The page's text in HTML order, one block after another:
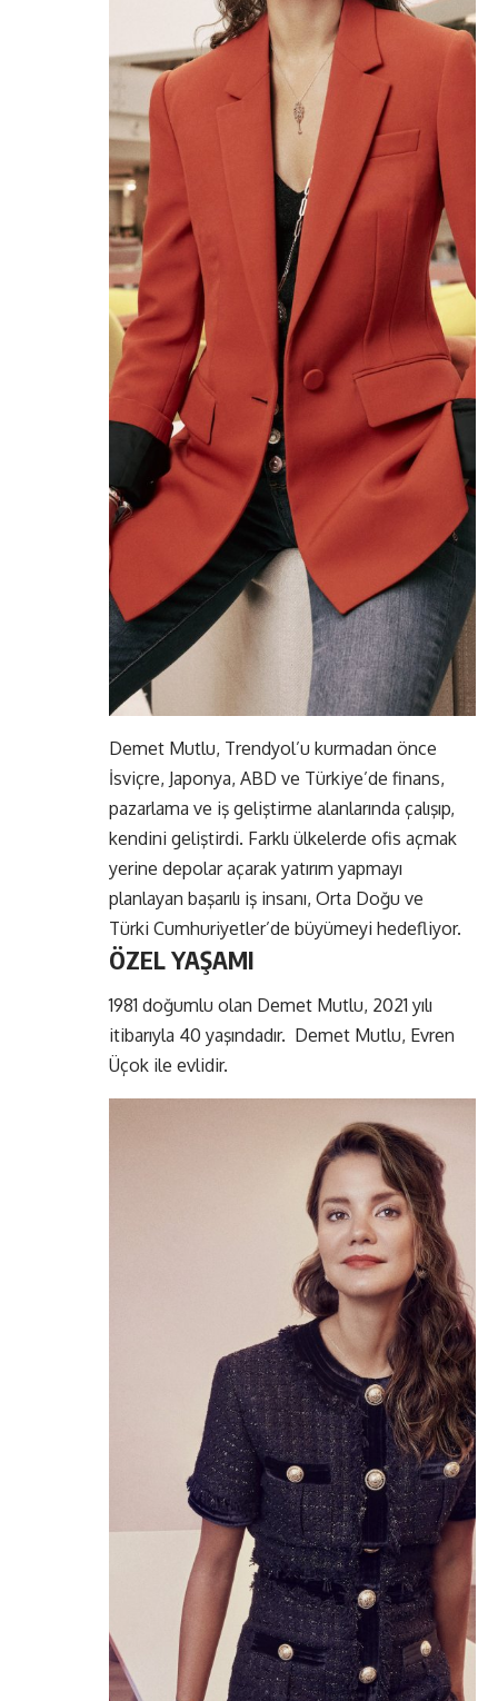
Demet Mutlu, Trendyol’u kurmadan önce
İsviçre, Japonya, ABD ve Türkiye’de finans,
pazarlama ve iş geliştirme alanlarında çalışıp,
kendini geliştirdi. Farklı ülkelerde ofis açmak
yerine depolar açarak yatırım yapmayı
planlayan başarılı iş insanı, Orta Doğu ve
Türki Cumhuriyetler’de büyümeyi hedefliyor.
ÖZEL YAŞAMI
1981 doğumlu olan Demet Mutlu, 2021 yılı
itibarıyla 40 yaşındadır. Demet Mutlu, Evren
Üçok ile evlidir.